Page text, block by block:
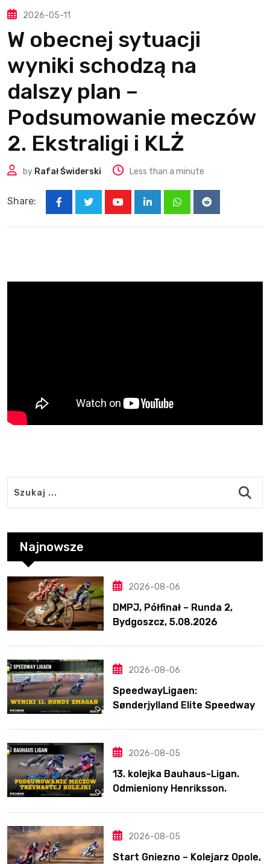
2026-05-11
W obecnej sytuacji
wyniki schodzą na
dalszy plan –
Podsumowanie meczów
2. Ekstraligi i KLŻ
by Rafał Świderski Less than a minute
Share:
LinkedInWhatsappReddit
Najnowsze
2026-08-06
DMPJ, Półfinał – Runda 2,
Bydgoszcz, 5.08.2026
2026-08-06
SpeedwayLigaen:
Sønderjylland Elite Speedway
2026-08-05
13. kolejka Bauhaus-Ligan.
Odmieniony Henriksson.
2026-08-05
Start Gniezno – Kolejarz Opole,